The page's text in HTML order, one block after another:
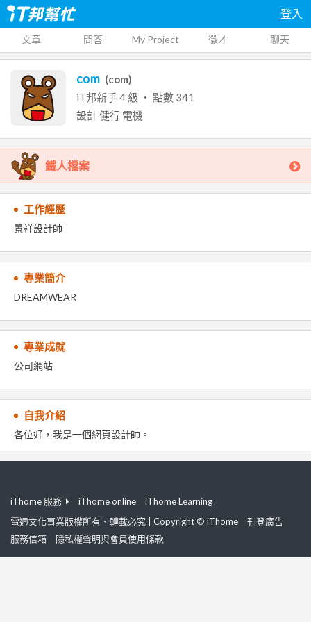
登入
文章 問答 My Project 徵才 聊天
com (com)
iT邦新手4 級 ‧ 點數 341
設計健行 電機
鐵人檔案
工作經歷
景祥設計師
專業簡介
DREAMWEAR
專業成就
公司網站
自我介紹
各位好，我是一個網頁設計師。
iThome 服務 iThome online
iThome Learning
電週文化事業版權所有、轉載必究 | Copyright © iThome
刊登廣告
服務信箱
隱私權聲明與會員使用條款